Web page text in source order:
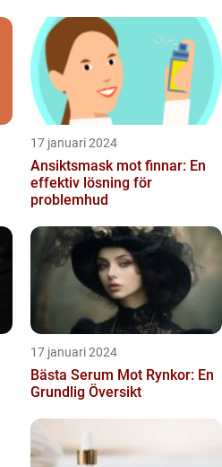
17 januari 2024
Ansiktsmask mot finnar: En
effektiv lösning för
problemhud
17 januari 2024
Bästa Serum Mot Rynkor: En
Grundlig Översikt